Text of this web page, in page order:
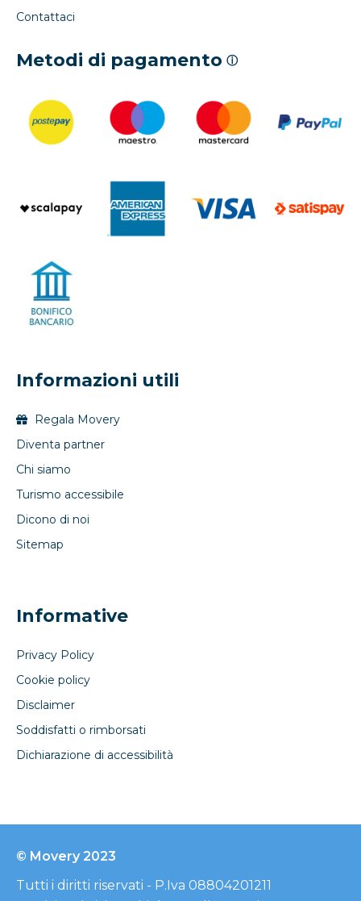
Contattaci
Metodi di pagamento ⓘ
Informazioni utili
Regala Movery
Diventa partner
Chi siamo
Turismo accessibile
Dicono di noi
Sitemap
Informative
Privacy Policy
Cookie policy
Disclaimer
Soddisfatti o rimborsati
Dichiarazione di accessibilità
© Movery 2023
Tutti i diritti riservati - P.Iva 08804201211